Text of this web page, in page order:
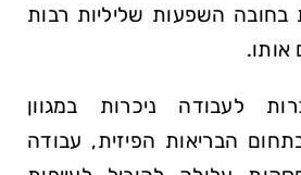
בחובה השפעות שליליות רבות
אותו.
לעבודה ניכרות במגוון
הבריאות הפיזית, עבודה